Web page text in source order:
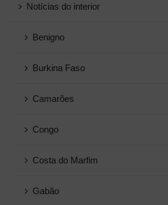
Notícias do interior
Benigno
Burkina Faso
Camarões
Congo
Costa do Marfim
Gabão